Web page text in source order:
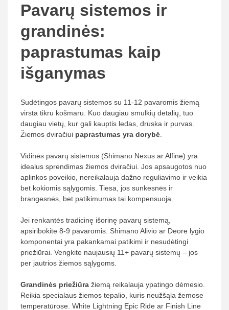
Pavarų sistemos ir
grandinės:
paprastumas kaip
išganymas
Sudėtingos pavarų sistemos su 11-12 pavaromis žiemą
virsta tikru košmaru. Kuo daugiau smulkių detalių, tuo
daugiau vietų, kur gali kauptis ledas, druska ir purvas.
Žiemos dviračiui paprastumas yra dorybė.
Vidinės pavarų sistemos (Shimano Nexus ar Alfine) yra
idealus sprendimas žiemos dviračiui. Jos apsaugotos nuo
aplinkos poveikio, nereikalauja dažno reguliavimo ir veikia
bet kokiomis sąlygomis. Tiesa, jos sunkesnės ir
brangesnės, bet patikimumas tai kompensuoja.
Jei renkantės tradicinę išorinę pavarų sistemą,
apsiribokite 8-9 pavaromis. Shimano Alivio ar Deore lygio
komponentai yra pakankamai patikimi ir nesudėtingi
priežiūrai. Vengkite naujausių 11+ pavarų sistemų – jos
per jautrios žiemos sąlygoms.
Grandinės priežiūra žiemą reikalauja ypatingo dėmesio.
Reikia specialaus žiemos tepalio, kuris neužšąla žemose
temperatūrose. White Lightning Epic Ride ar Finish Line